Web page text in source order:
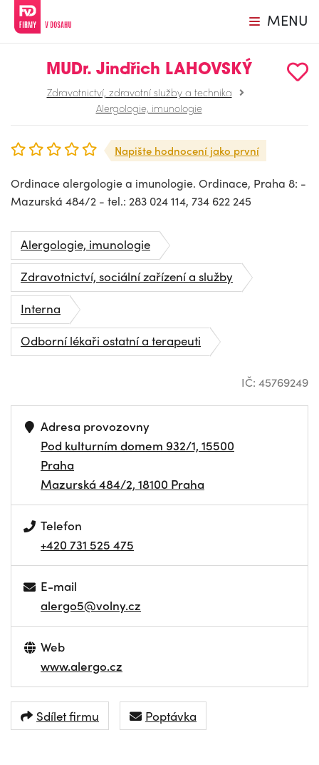
MENU
MUDr. Jindřich LAHOVSKÝ
Zdravotnictví, zdravotní služby a technika
Alergologie, imunologie
Napište hodnocení jako první
Ordinace alergologie a imunologie. Ordinace, Praha 8: -
Mazurská 484/2 - tel.: 283 024 114, 734 622 245
Alergologie, imunologie
Zdravotnictví, sociální zařízení a služby
Interna
Odborní lékaři ostatní a terapeuti
IČ: 45769249
Adresa provozovny
Pod kulturním domem 932/1, 15500
Praha
Mazurská 484/2, 18100 Praha
Telefon
+420 731 525 475
E-mail
alergo5@volny.cz
Web
www.alergo.cz
Sdílet firmu Poptávka